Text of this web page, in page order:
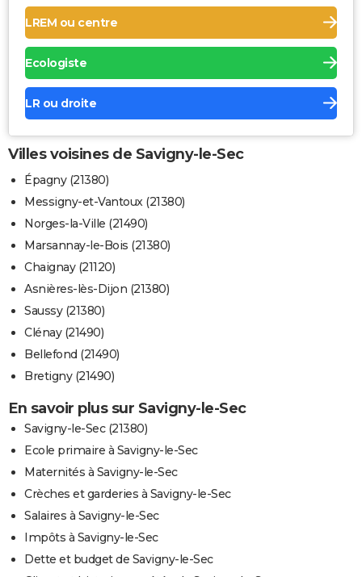
LREM ou centre
Ecologiste
LR ou droite
Villes voisines de Savigny-le-Sec
Épagny (21380)
Messigny-et-Vantoux (21380)
Norges-la-Ville (21490)
Marsannay-le-Bois (21380)
Chaignay (21120)
Asnières-lès-Dijon (21380)
Saussy (21380)
Clénay (21490)
Bellefond (21490)
Bretigny (21490)
En savoir plus sur Savigny-le-Sec
Savigny-le-Sec (21380)
Ecole primaire à Savigny-le-Sec
Maternités à Savigny-le-Sec
Crèches et garderies à Savigny-le-Sec
Salaires à Savigny-le-Sec
Impôts à Savigny-le-Sec
Dette et budget de Savigny-le-Sec